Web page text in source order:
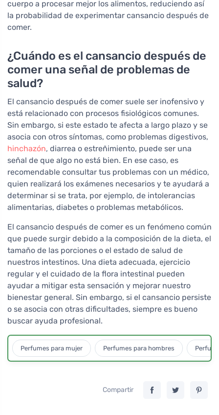
cuerpo a procesar mejor los alimentos, reduciendo así
la probabilidad de experimentar cansancio después de
comer.
¿Cuándo es el cansancio después de
comer una señal de problemas de
salud?
El cansancio después de comer suele ser inofensivo y
está relacionado con procesos fisiológicos comunes.
Sin embargo, si este estado te afecta a largo plazo y se
asocia con otros síntomas, como problemas digestivos,
hinchazón, diarrea o estreñimiento, puede ser una
señal de que algo no está bien. En ese caso, es
recomendable consultar tus problemas con un médico,
quien realizará los exámenes necesarios y te ayudará a
determinar si se trata, por ejemplo, de intolerancias
alimentarias, diabetes o problemas metabólicos.
El cansancio después de comer es un fenómeno común
que puede surgir debido a la composición de la dieta, el
tamaño de las porciones o el estado de salud de
nuestros intestinos. Una dieta adecuada, ejercicio
regular y el cuidado de la flora intestinal pueden
ayudar a mitigar esta sensación y mejorar nuestro
bienestar general. Sin embargo, si el cansancio persiste
o se asocia con otras dificultades, siempre es bueno
buscar ayuda profesional.
Perfumes para mujer Perfumes para hombres
Compartir